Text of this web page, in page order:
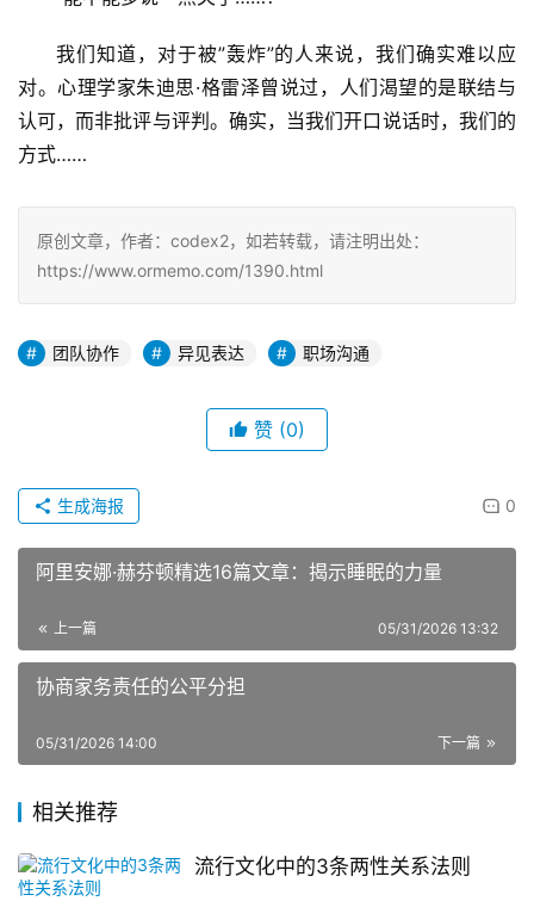
我们知道，对于被”轰炸”的人来说，我们确实难以应
对。心理学家朱迪思·格雷泽曾说过，人们渴望的是联结与
认可，而非批评与评判。确实，当我们开口说话时，我们的
方式……
原创文章，作者：codex2，如若转载，请注明出处：
https://www.ormemo.com/1390.html
团队协作 异见表达 职场沟通
赞 (0)
0
生成海报
阿里安娜·赫芬顿精选16篇文章：揭示睡眠的力量
上一篇 05/31/2026 13:32
协商家务责任的公平分担
下一篇
05/31/2026 14:00
相关推荐
流行文化中的3条两性关系法则